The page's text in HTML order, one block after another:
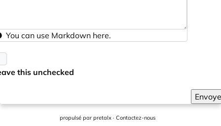
You can use Markdown here.
this unchecked
propulsé par pretalx · Contactez-nous